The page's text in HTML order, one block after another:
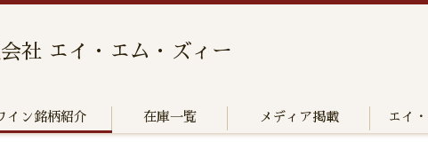
社 エイ・エム・ズィー
イン銘柄紹介 在庫一覧 メディア掲載 エイ